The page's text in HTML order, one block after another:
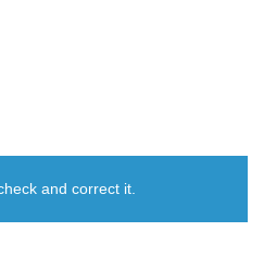
and correct it.